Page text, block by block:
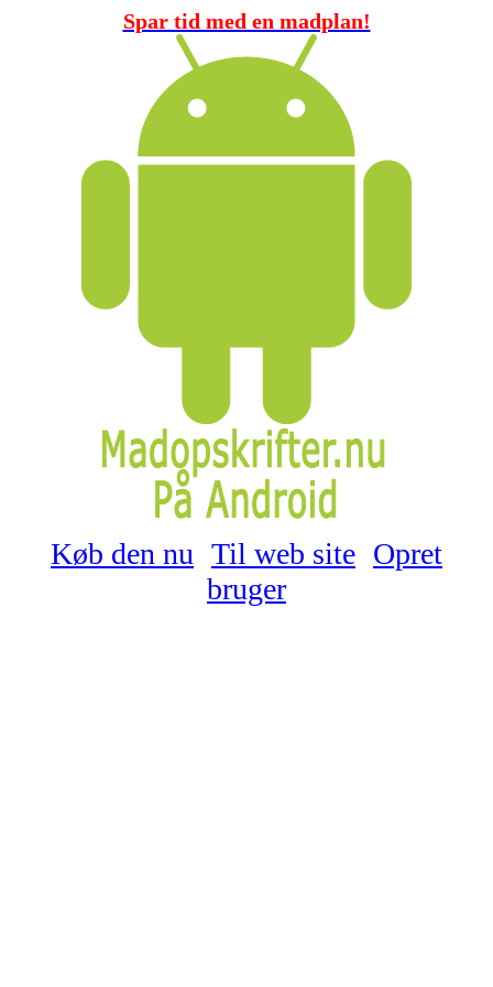
Spar tid med en madplan!
Køb den nu Til web site Opret
bruger